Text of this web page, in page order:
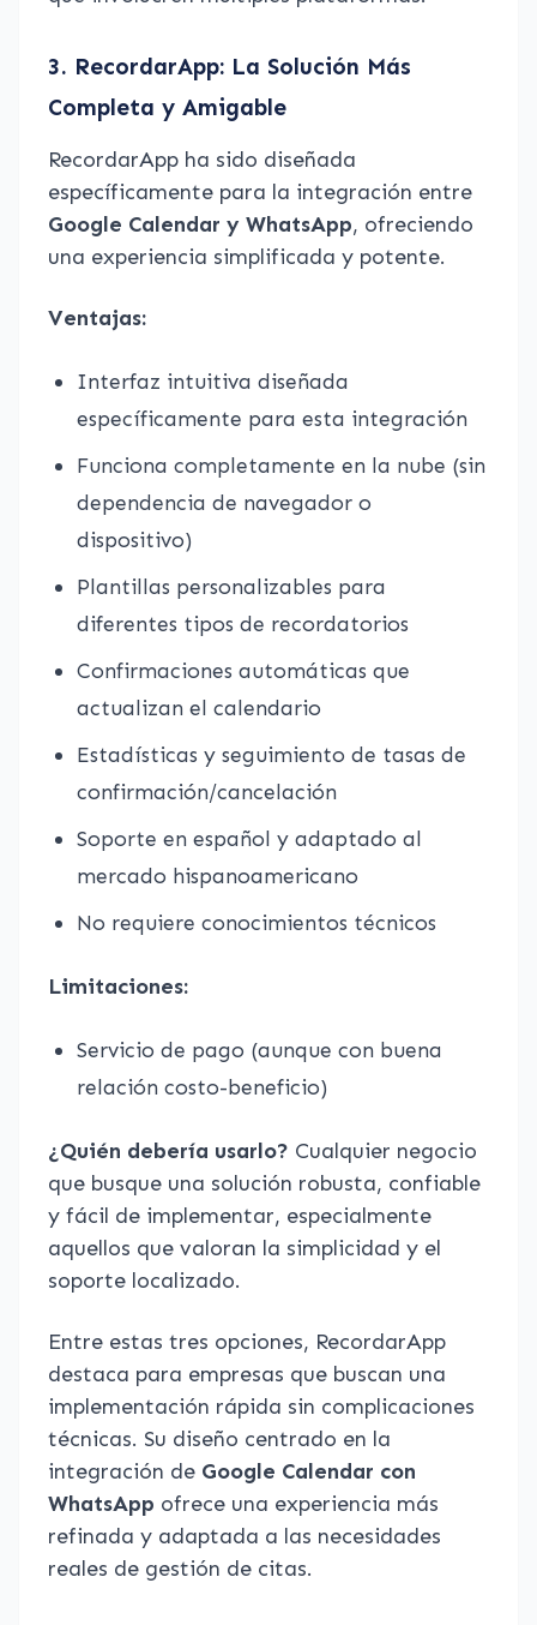
3. RecordarApp: La Solución Más
Completa y Amigable
RecordarApp ha sido diseñada
específicamente para la integración entre
Google Calendar y WhatsApp, ofreciendo
una experiencia simplificada y potente.
Ventajas:
Interfaz intuitiva diseñada
específicamente para esta integración
Funciona completamente en la nube (sin
dependencia de navegador o
dispositivo)
Plantillas personalizables para
diferentes tipos de recordatorios
Confirmaciones automáticas que
actualizan el calendario
Estadísticas y seguimiento de tasas de
confirmación/cancelación
Soporte en español y adaptado al
mercado hispanoamericano
No requiere conocimientos técnicos
Limitaciones:
Servicio de pago (aunque con buena
relación costo-beneficio)
¿Quién debería usarlo? Cualquier negocio
que busque una solución robusta, confiable
y fácil de implementar, especialmente
aquellos que valoran la simplicidad y el
soporte localizado.
Entre estas tres opciones, RecordarApp
destaca para empresas que buscan una
implementación rápida sin complicaciones
técnicas. Su diseño centrado en la
integración de Google Calendar con
WhatsApp ofrece una experiencia más
refinada y adaptada a las necesidades
reales de gestión de citas.